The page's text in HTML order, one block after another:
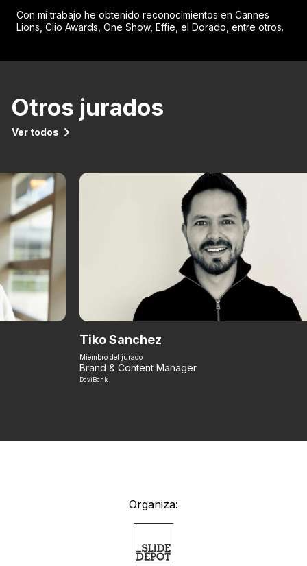
Con mi trabajo he obtenido reconocimientos en Cannes
Lions, Clio Awards, One Show, Effie, el Dorado, entre otros.
Otros jurados
Ver todos
Tiko Sanchez
Miembro del jurado
Brand & Content Manager
DaviBank
Organiza: